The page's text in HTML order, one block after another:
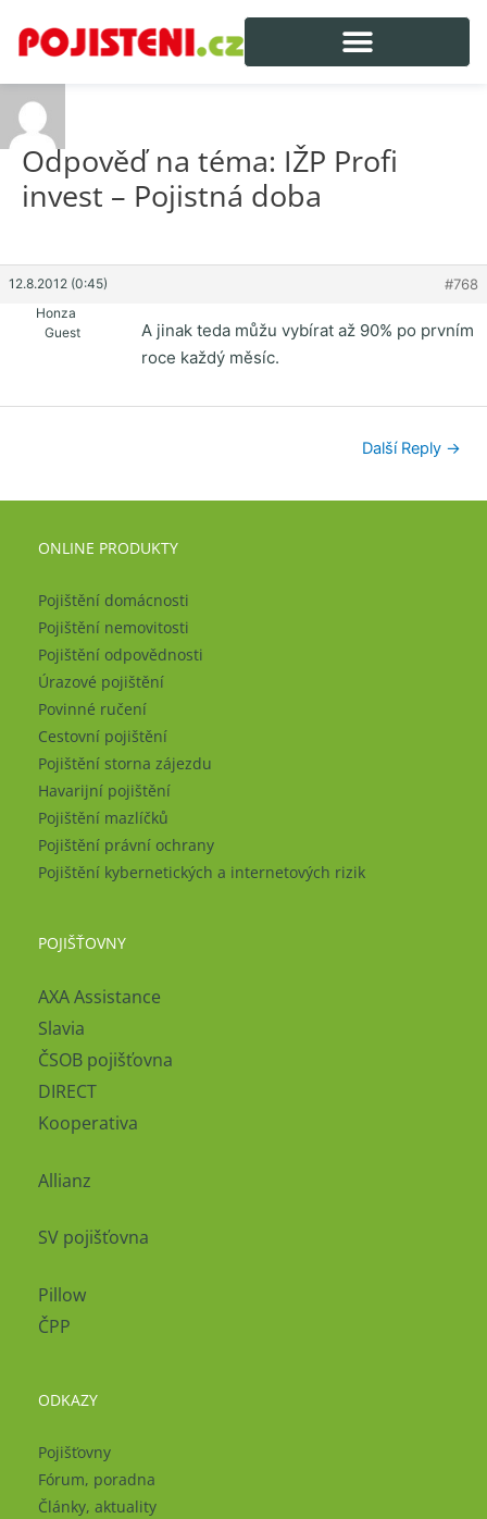
Odpověď na téma: IŽP Profi
invest – Pojistná doba
12.8.2012 (0:45) #768
Honza
Guest
A jinak teda můžu vybírat až 90% po prvním
roce každý měsíc.
Další Reply →
ONLINE PRODUKTY
Pojištění domácnosti
Pojištění nemovitosti
Pojištění odpovědnosti
Úrazové pojištění
Povinné ručení
Cestovní pojištění
Pojištění storna zájezdu
Havarijní pojištění
Pojištění mazlíčků
Pojištění právní ochrany
Pojištění kybernetických a internetových rizik
POJIŠŤOVNY
AXA Assistance
Slavia
ČSOB pojišťovna
DIRECT
Kooperativa
Allianz
SV pojišťovna
Pillow
ČPP
ODKAZY
Pojišťovny
Fórum, poradna
Články, aktuality